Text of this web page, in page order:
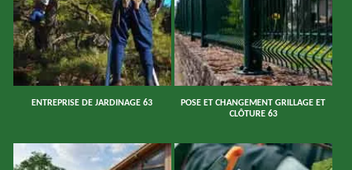
ENTREPRISE DE JARDINAGE 63
POSE ET CHANGEMENT GRILLAGE ET
CLÔTURE 63